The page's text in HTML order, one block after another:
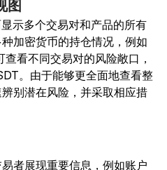
图
示多个交易对和产品的所有
加密货币的持仓情况，例如
看不同交易对的风险敞口，
。由于能够更全面地查看整
别潜在风险，并采取相应措
者展现重要信息，例如账户